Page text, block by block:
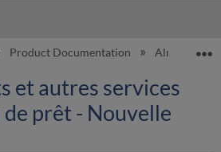
global hierarchy
Product Documentation Alma Online
et autres services
prêt - Nouvelle